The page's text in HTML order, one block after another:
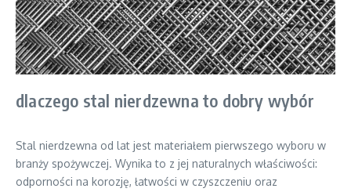
dlaczego stal nierdzewna to dobry wybór
Stal nierdzewna od lat jest materiałem pierwszego wyboru w
branży spożywczej. Wynika to z jej naturalnych właściwości:
odporności na korozję, łatwości w czyszczeniu oraz